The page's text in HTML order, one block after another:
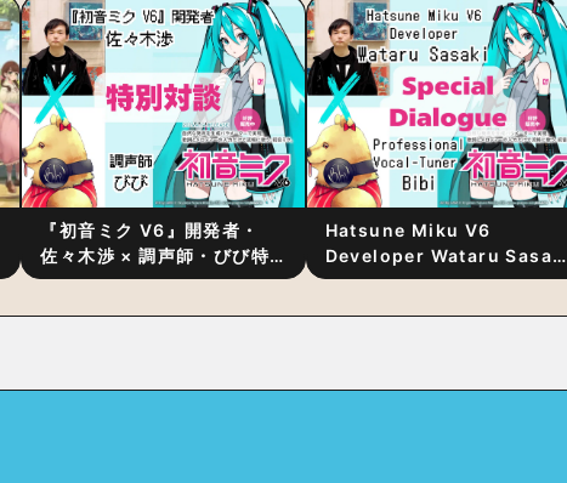
ム詳細も発表
『初音ミク V6』開発者・
佐々木渉 × 調声師・びび特
別対談 〜豊かな歌声表現の
Hatsune Miku V6
Developer Wataru Sasaki
× Professional Vocal-